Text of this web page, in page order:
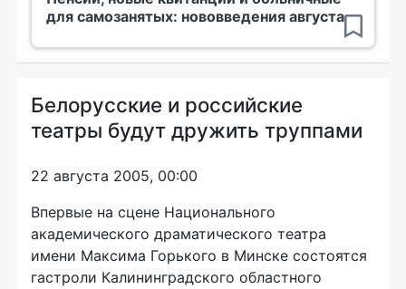
для самозанятых: нововведения августа
Белорусские и российские
театры будут дружить труппами
22 августа 2005, 00:00
Впервые на сцене Национального
академического драматического театра
имени Максима Горького в Минске состоятся
гастроли Калининградского областного